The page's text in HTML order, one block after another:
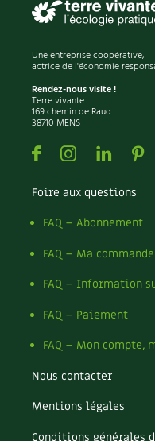
Pesticides
Petits pois
Piment
Pissenlit
Pizza
Plantes
Plantes d'extérieur
Plantes d'intérieur
Plantes médicinales
Plantes sauvages
Plants
Plastique
Poireau
Pollinisation
Pollution
Pomme
Potager
Potager en lasagnes
Poules
Prairie fleurie
Une entreprise coopérative,
actrice de l'économie
Rendez-nous visite !
Terre vivante
169 chemin de Raud
38710 MENS
FacebookInstagram
Foire aux questions
FAQ – Abonnement
FAQ – Ma commande
FAQ – Information
FAQ – Paiement
FAQ – Mon compte,
Nous contacter
Mentions légales
Conditions générales